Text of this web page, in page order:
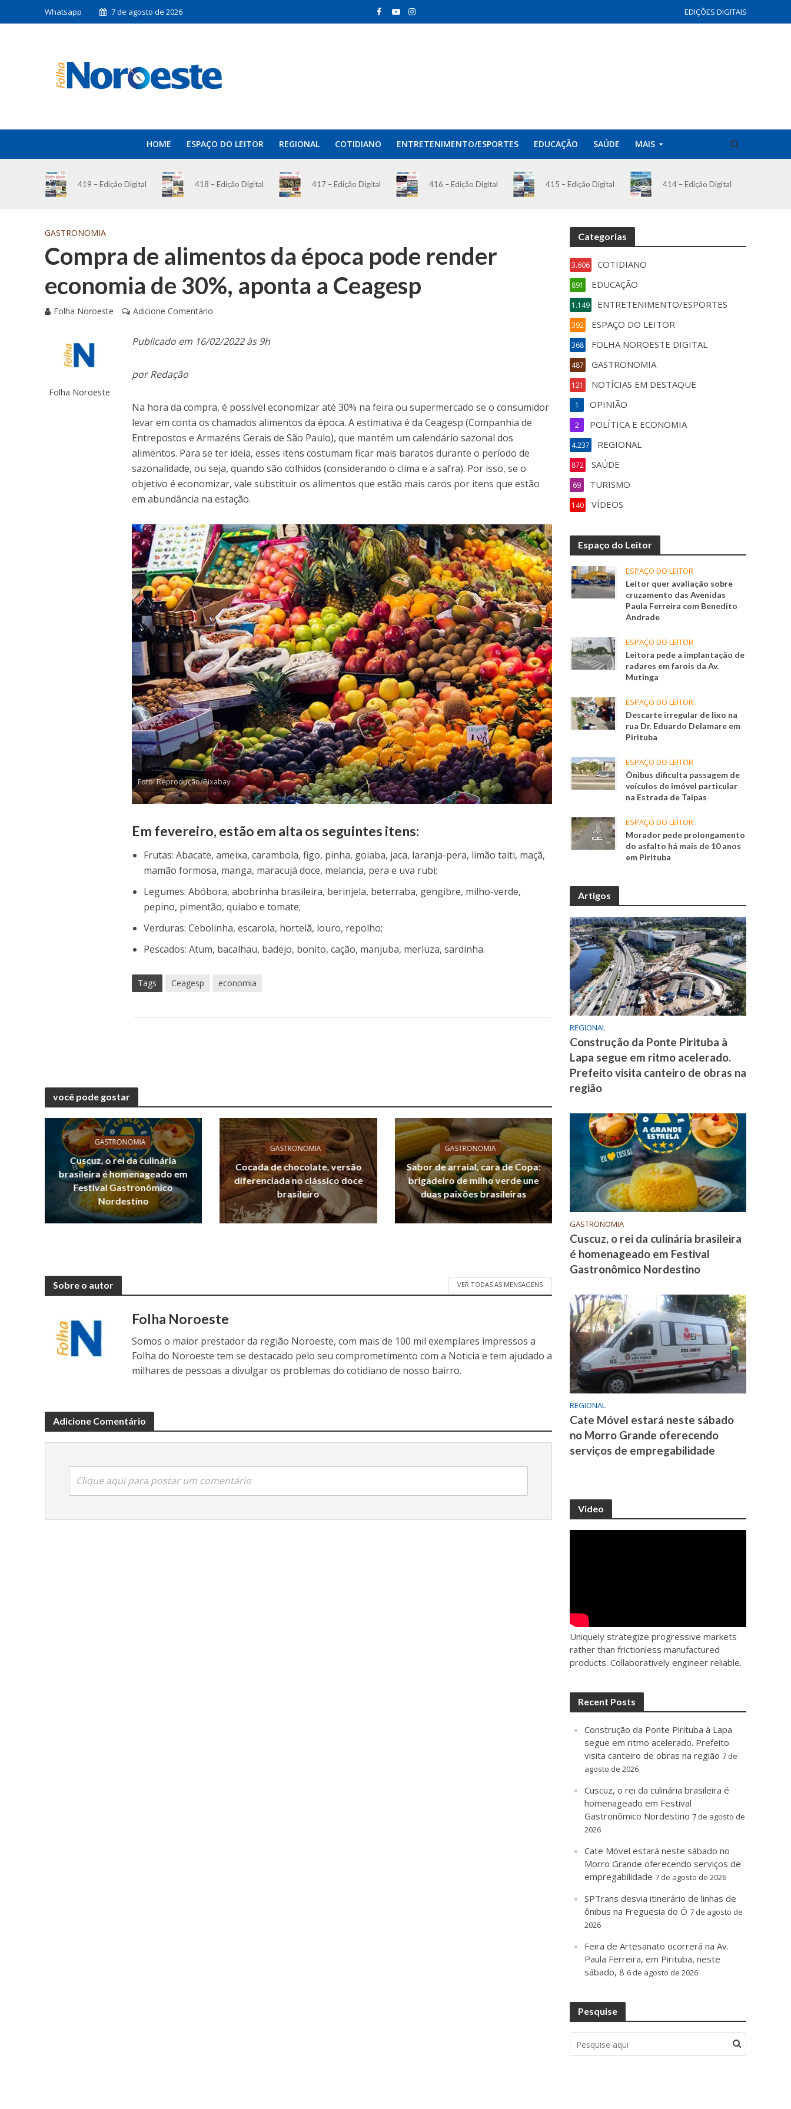
Whatsapp 7 de agosto de 2026 EDIÇÕES DIGITAIS
HOME ESPAÇO DO LEITOR REGIONAL COTIDIANO ENTRETENIMENTO/ESPORTES EDUCAÇÃO SAÚDE MAIS
419 – Edição Digital 418 – Edição Digital 417 – Edição Digital 416 – Edição Digital 415 – Edição Digital 414 – Edição Digital
GASTRONOMIA
Compra de alimentos da época pode render
economia de 30%, aponta a Ceagesp
Folha Noroeste Adicione Comentário
Folha Noroeste
Publicado em 16/02/2022 às 9h
por Redação
Na hora da compra, é possível economizar até 30% na feira ou supermercado se o consumidor
levar em conta os chamados alimentos da época. A estimativa é da Ceagesp (Companhia de
Entrepostos e Armazéns Gerais de São Paulo), que mantém um calendário sazonal dos
alimentos. Para se ter ideia, esses itens costumam ficar mais baratos durante o período de
sazonalidade, ou seja, quando são colhidos (considerando o clima e a safra). Por isso, se o
objetivo é economizar, vale substituir os alimentos que estão mais caros por itens que estão
em abundância na estação.
Foto: Reprodução/Pixabay
Em fevereiro, estão em alta os seguintes itens:
Frutas: Abacate, ameixa, carambola, figo, pinha, goiaba, jaca, laranja-pera, limão taiti, maçã,
mamão formosa, manga, maracujá doce, melancia, pera e uva rubi;
Legumes: Abóbora, abobrinha brasileira, berinjela, beterraba, gengibre, milho-verde,
pepino, pimentão, quiabo e tomate;
Verduras: Cebolinha, escarola, hortelã, louro, repolho;
Pescados: Atum, bacalhau, badejo, bonito, cação, manjuba, merluza, sardinha.
Tags Ceagesp economia
você pode gostar
GASTRONOMIA
Cuscuz, o rei da culinária
brasileira é homenageado em
Festival Gastronômico
Nordestino
GASTRONOMIA
Cocada de chocolate, versão
diferenciada no clássico doce
brasileiro
GASTRONOMIA
Sabor de arraial, cara de Copa:
brigadeiro de milho verde une
duas paixões brasileiras
Sobre o autor VER TODAS AS MENSAGENS
Folha Noroeste
Somos o maior prestador da região Noroeste, com mais de 100 mil exemplares impressos a
Folha do Noroeste tem se destacado pelo seu comprometimento com a Noticia e tem ajudado a
milhares de pessoas a divulgar os problemas do cotidiano de nosso bairro.
Adicione Comentário
Clique aqui para postar um comentário
Categorias
COTIDIANO
3.606
EDUCAÇÃO
891
ENTRETENIMENTO/ESPORTES
1.149
ESPAÇO DO LEITOR
392
FOLHA NOROESTE DIGITAL
368
GASTRONOMIA
487
NOTÍCIAS EM DESTAQUE
121
OPINIÃO
1
POLÍTICA E ECONOMIA
2
REGIONAL
4.237
SAÚDE
872
TURISMO
69
VÍDEOS
140
Espaço do Leitor
ESPAÇO DO LEITOR
Leitor quer avaliação sobre
cruzamento das Avenidas
Paula Ferreira com Benedito
Andrade
ESPAÇO DO LEITOR
Leitora pede a implantação de
radares em farois da Av.
Mutinga
ESPAÇO DO LEITOR
Descarte irregular de lixo na
rua Dr. Eduardo Delamare em
Pirituba
ESPAÇO DO LEITOR
Ônibus dificulta passagem de
veículos de imóvel particular
na Estrada de Taipas
ESPAÇO DO LEITOR
Morador pede prolongamento
do asfalto há mais de 10 anos
em Pirituba
Artigos
REGIONAL
Construção da Ponte Pirituba à
Lapa segue em ritmo acelerado.
Prefeito visita canteiro de obras na
região
GASTRONOMIA
Cuscuz, o rei da culinária brasileira
é homenageado em Festival
Gastronômico Nordestino
REGIONAL
Cate Móvel estará neste sábado
no Morro Grande oferecendo
serviços de empregabilidade
Video
Uniquely strategize progressive markets
rather than frictionless manufactured
products. Collaboratively engineer reliable.
Recent Posts
Construção da Ponte Pirituba à Lapa
segue em ritmo acelerado. Prefeito
visita canteiro de obras na região 7 de
agosto de 2026
Cuscuz, o rei da culinária brasileira é
homenageado em Festival
Gastronômico Nordestino 7 de agosto de
2026
Cate Móvel estará neste sábado no
Morro Grande oferecendo serviços de
empregabilidade 7 de agosto de 2026
SPTrans desvia itinerário de linhas de
ônibus na Freguesia do Ó 7 de agosto de
2026
Feira de Artesanato ocorrerá na Av.
Paula Ferreira, em Pirituba, neste
sábado, 8 6 de agosto de 2026
Pesquise